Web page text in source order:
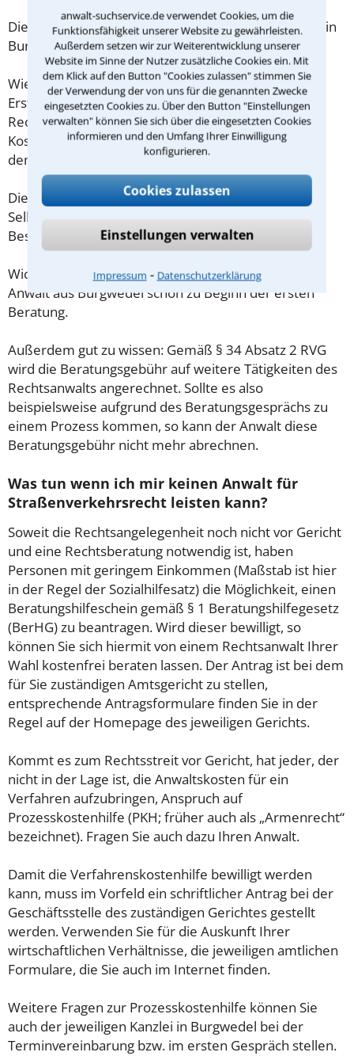
anwalt-suchservice.de verwendet Cookies, um die
Funktionsfähigkeit unserer Website zu gewährleisten.
Außerdem setzen wir zur Weiterentwicklung unserer
Website im Sinne der Nutzer zusätzliche Cookies ein. Mit
dem Klick auf den Button "Cookies zulassen" stimmen Sie
der Verwendung der von uns für die genannten Zwecke
eingesetzten Cookies zu. Über den Button "Einstellungen
verwalten" können Sie sich über die eingesetzten Cookies
informieren und den Umfang Ihrer Einwilligung
konfigurieren.
Cookies zulassen
Einstellungen verwalten
Impressum ⁃ Datenschutzerklärung
Die Kosten eines Anwalts für Straßenverkehrsrecht in
Burgwedel sind oft geringer als gedacht!
Wieviel ein Rechtsanwalt in Burgwedel für eine
Erstberatung verlangen darf, ist in §34 des
Rechtsanwaltsvergütungsgesetz (RVG) geregelt. Die
Kosten für das erste Beratungsgespräch betragen
demnach maximal 190,00 € zzgl. MwSt.
Diese Regelung gilt jedoch nur für Verbraucher. Für
Selbstständige oder Freiberufler gilt diese
Beschränkung nicht.
Wichtig daher: Klären Sie die Kostenfrage mit Ihrem
Anwalt aus Burgwedel schon zu Beginn der ersten
Beratung.
Außerdem gut zu wissen: Gemäß § 34 Absatz 2 RVG
wird die Beratungsgebühr auf weitere Tätigkeiten des
Rechtsanwalts angerechnet. Sollte es also
beispielsweise aufgrund des Beratungsgesprächs zu
einem Prozess kommen, so kann der Anwalt diese
Beratungsgebühr nicht mehr abrechnen.
Was tun wenn ich mir keinen Anwalt für
Straßenverkehrsrecht leisten kann?
Soweit die Rechtsangelegenheit noch nicht vor Gericht
und eine Rechtsberatung notwendig ist, haben
Personen mit geringem Einkommen (Maßstab ist hier
in der Regel der Sozialhilfesatz) die Möglichkeit, einen
Beratungshilfeschein gemäß § 1 Beratungshilfegesetz
(BerHG) zu beantragen. Wird dieser bewilligt, so
können Sie sich hiermit von einem Rechtsanwalt Ihrer
Wahl kostenfrei beraten lassen. Der Antrag ist bei dem
für Sie zuständigen Amtsgericht zu stellen,
entsprechende Antragsformulare finden Sie in der
Regel auf der Homepage des jeweiligen Gerichts.
Kommt es zum Rechtsstreit vor Gericht, hat jeder, der
nicht in der Lage ist, die Anwaltskosten für ein
Verfahren aufzubringen, Anspruch auf
Prozesskostenhilfe (PKH; früher auch als „Armenrecht“
bezeichnet). Fragen Sie auch dazu Ihren Anwalt.
Damit die Verfahrenskostenhilfe bewilligt werden
kann, muss im Vorfeld ein schriftlicher Antrag bei der
Geschäftsstelle des zuständigen Gerichtes gestellt
werden. Verwenden Sie für die Auskunft Ihrer
wirtschaftlichen Verhältnisse, die jeweiligen amtlichen
Formulare, die Sie auch im Internet finden.
Weitere Fragen zur Prozesskostenhilfe können Sie
auch der jeweiligen Kanzlei in Burgwedel bei der
Terminvereinbarung bzw. im ersten Gespräch stellen.